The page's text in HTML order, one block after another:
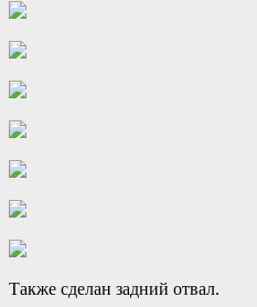
Также сделан задний отвал.